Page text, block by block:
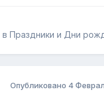
в Праздники и Дни
Опубликовано 4